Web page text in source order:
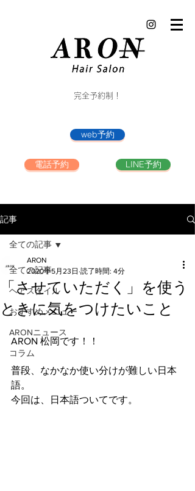
完全予約制！
web予約
電話予約 LINE予約
記事
全ての記事
ヘアスタイル
おすすめメニュー
ARONニュース
コラム
全ての記事
「させていただく」を使う
ときに気をつけたいこと
ARON
2020年5月23日 読了時間: 4分
ARON 松岡です！！
普段、なかなか使い分けが難しい日本
語。
今回は、日本語ついてです。